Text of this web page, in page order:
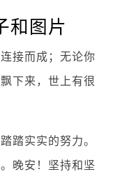
和图片
接而成；无论你
下来，世上有很
踏实实的努力。
晚安！坚持和坚